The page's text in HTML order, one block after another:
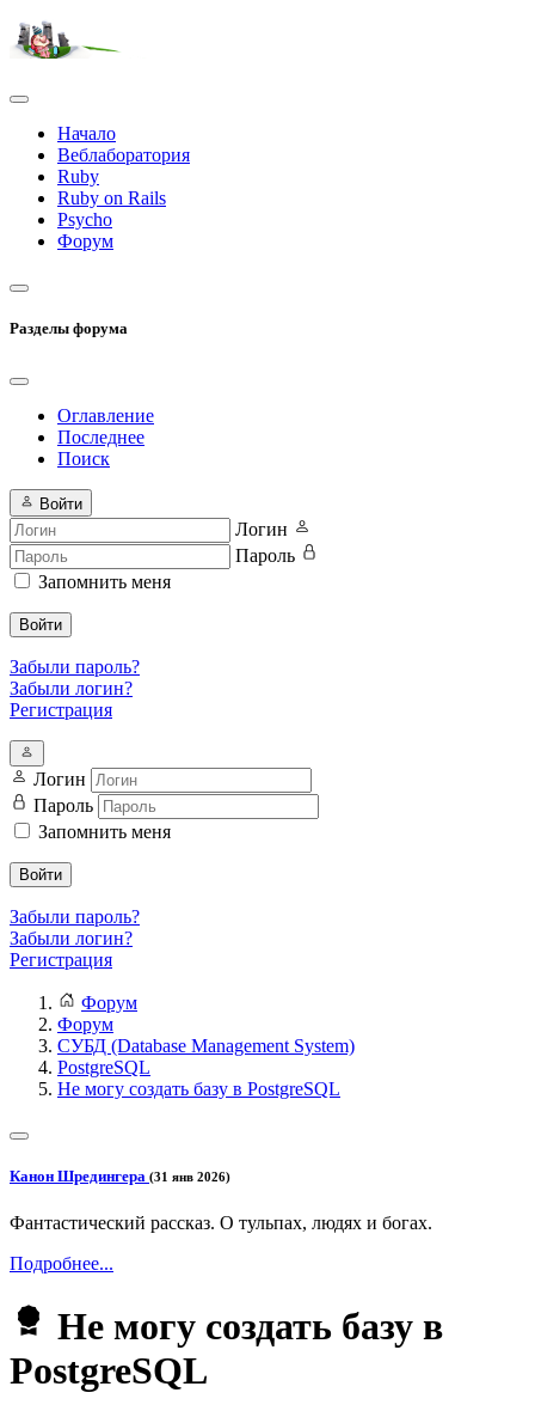
Начало
Веблаборатория
Ruby
Ruby on Rails
Psycho
Форум
Разделы форума
Оглавление
Последнее
Поиск
Войти
Логин
Пароль
Запомнить меня
Войти
Забыли пароль?
Забыли логин?
Регистрация
Логин
Пароль
Запомнить меня
Войти
Забыли пароль?
Забыли логин?
Регистрация
Форум
Форум
СУБД (Database Management System)
PostgreSQL
Не могу создать базу в PostgreSQL
Канон Шредингера (31 янв 2026)
Фантастический рассказ. О тульпах, людях и богах.
Подробнее...
Не могу создать базу в
PostgreSQL